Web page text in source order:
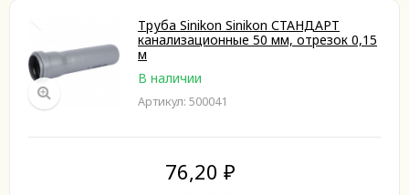
Труба Sinikon Sinikon СТАНДАРТ
канализационные 50 мм, отрезок 0,15
м
В наличии
Артикул: 500041
76,20 ₽